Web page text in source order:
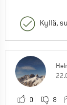
Kyllä,
0 8